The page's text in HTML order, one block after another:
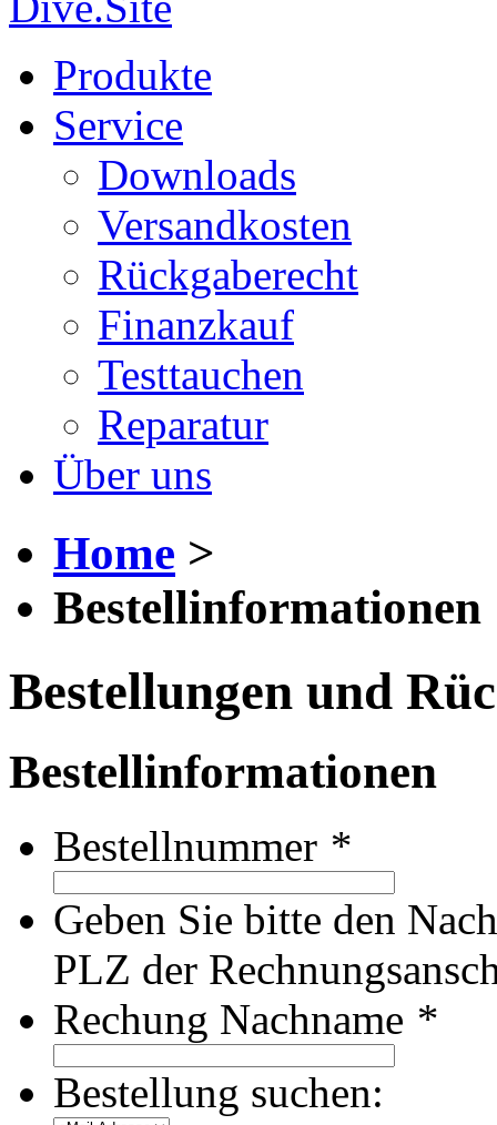
Produkte
Service
Downloads
Versandkosten
Rückgaberecht
Finanzkauf
Testtauchen
Reparatur
Über uns
Home >
Bestellinformationen
Bestellungen und
Bestellinformationen
Bestellnummer *
Geben Sie bitte den
PLZ der
Rechung Nachname *
Bestellung suchen: